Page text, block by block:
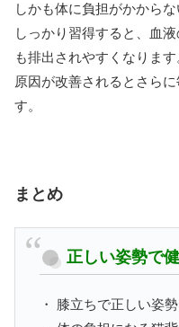
しかも体に負担がかから
しっかり習得すると、血
も排出されやすくなりま
原因が改善されるとさら
す。
まとめ
正しい姿勢で
・ 膝立ちで正しい姿